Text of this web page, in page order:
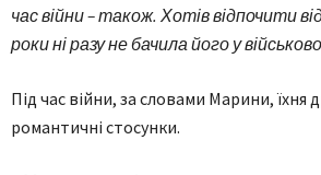
час війни – також. Хотів відпочити
роки ні разу не бачила його у
Під час війни, за словами Марини, їхня
романтичні стосунки.